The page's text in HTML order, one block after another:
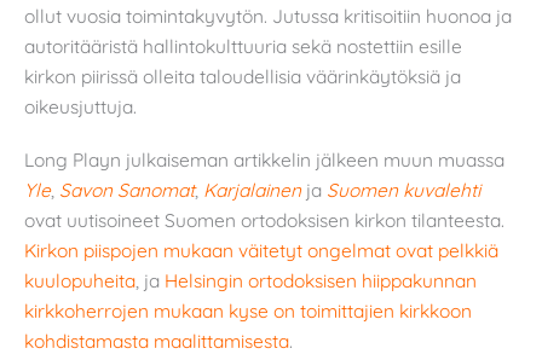
ollut vuosia toimintakyvytön. Jutussa kritisoitiin huonoa ja
autoritääristä hallintokulttuuria sekä nostettiin esille
kirkon piirissä olleita taloudellisia väärinkäytöksiä ja
oikeusjuttuja.
Long Playn julkaiseman artikkelin jälkeen muun muassa
Yle, Savon Sanomat, Karjalainenja Suomen kuvalehti
ovat uutisoineet Suomen ortodoksisen kirkon tilanteesta.
Kirkon piispojen mukaan väitetyt ongelmat ovat pelkkiä
kuulopuheita , ja Helsingin ortodoksisen hiippakunnan
kirkkoherrojen mukaan kyse on toimittajien kirkkoon
kohdistamasta maalittamisesta.